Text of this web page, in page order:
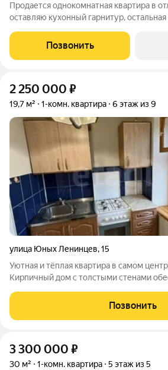
Продается однокомнатная квартира в
оставляю кухонный гарнитур,
года, никто не прописан, нет
ДКП. Если не
Позвонить
2 250 000 ₽
19,7 м² 1-комн. квартира 6 этаж из 9
улица Юных Ленинцев,15
Уютная и тёплая квартира в самом
Кирпичный дом с толстыми стенами
года. Квартира находится на
Установлены качественные экологичные
Позвонить
3 300 000 ₽
30 м² 1-комн. квартира 5 этаж из 5